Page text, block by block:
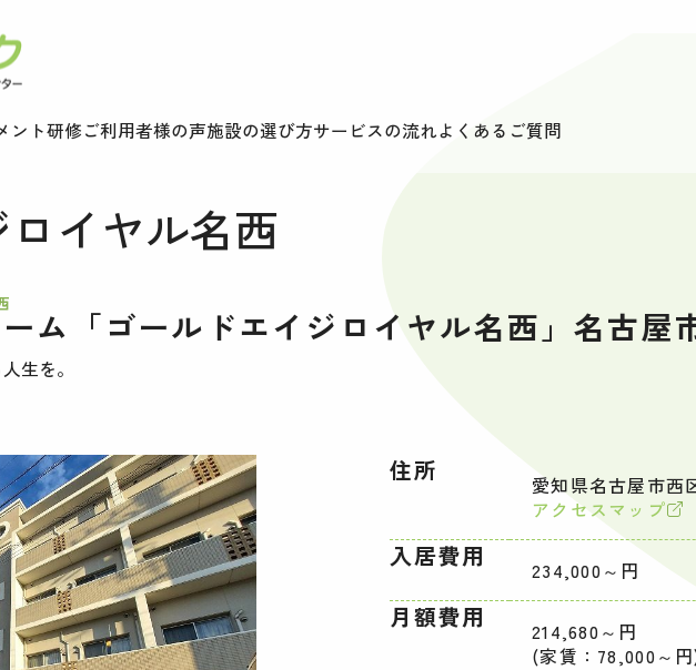
ント研修ご利用者様の声施設の選び方サービスの流れよくあるご質問
イヤル名西
ム「ゴールドエイジロイヤル名西」名古屋
生を。
住所
愛知県名古屋市西
アクセスマップ
入居費用 234,000～円
月額費用
214,680～円
(家賃：78,000～